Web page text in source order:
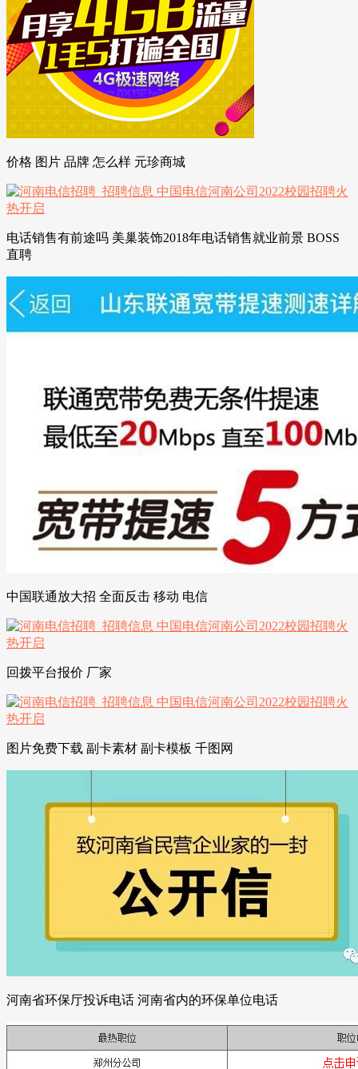
价格 图片 品牌 怎么样 元珍商城
电话销售有前途吗 美巢装饰2018年电话销售就业前景 BOSS
直聘
中国联通放大招 全面反击 移动 电信
回拨平台报价 厂家
图片免费下载 副卡素材 副卡模板 千图网
河南省环保厅投诉电话 河南省内的环保单位电话